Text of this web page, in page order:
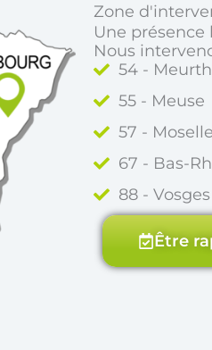
Zone
Une présence
Nous
54 -
55 - Meuse
57 - Moselle
67 - Bas-
88 - Vosges
Être